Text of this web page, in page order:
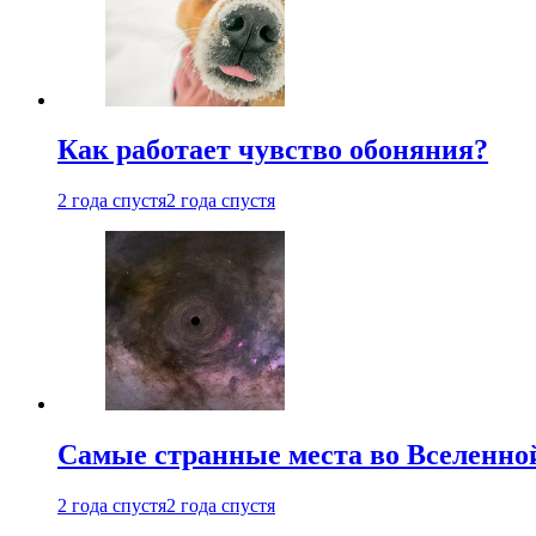
Как работает чувство обоняния?
2 года спустя2 года спустя
Самые странные места во
2 года спустя2 года спустя